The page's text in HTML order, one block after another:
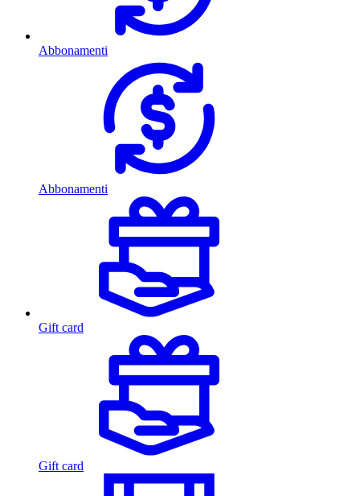
Abbonamenti
Abbonamenti
Gift card
Gift card